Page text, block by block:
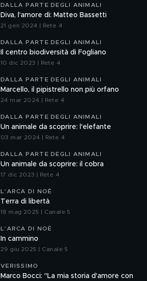
DALLA PARTE DEGLI ANIMALI
Diva, l'amore di: Matteo Bassetti
21 gen 2024 | Rete 4
DALLA PARTE DEGLI ANIMALI
Il centro biodiversità di Fogliano
10 dic 2023 | Rete 4
DALLA PARTE DEGLI ANIMALI
Marcello, il pipistrello non più orfano
24 mar 2024 | Rete 4
DALLA PARTE DEGLI ANIMALI
Un animale da scoprire: l'elefante
03 mar 2024 | Rete 4
DALLA PARTE DEGLI ANIMALI
Un animale da scoprire: il cobra
17 dic 2023 | Rete 4
L'ARCA DI NOÈ
Terra di libertà
18 mag 2025 | Canale 5
L'ARCA DI NOÈ
In cammino
29 giu 2025 | Canale 5
VERISSIMO
Marco Bocci: "La mia storia d'amore con